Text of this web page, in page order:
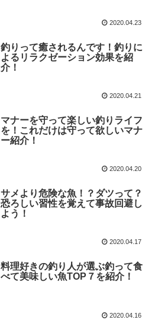
2020.04.23
釣りって癒されるんです！釣りに
よるリラクゼーション効果を紹
介！
2020.04.21
マナーを守って楽しい釣りライフ
を！これだけは守って欲しいマナ
ー紹介！
2020.04.20
サメより危険な魚！？ダツって？
恐ろしい習性を覚えて事故回避し
よう！
2020.04.17
料理好きの釣り人が選ぶ釣って食
べて美味しい魚TOP７を紹介！
2020.04.16